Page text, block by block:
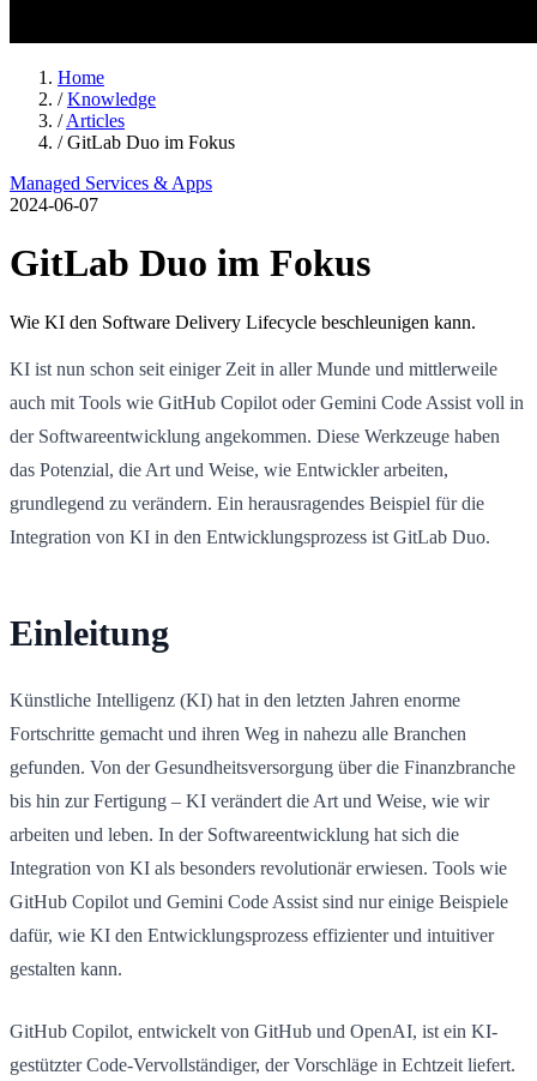
Home
/ Knowledge
/ Articles
/ GitLab Duo im Fokus
Managed Services & Apps
2024-06-07
GitLab Duo im Fokus
Wie KI den Software Delivery Lifecycle beschleunigen kann.
KI ist nun schon seit einiger Zeit in aller Munde und mittlerweile
auch mit Tools wie GitHub Copilot oder Gemini Code Assist voll in
der Softwareentwicklung angekommen. Diese Werkzeuge haben
das Potenzial, die Art und Weise, wie Entwickler arbeiten,
grundlegend zu verändern. Ein herausragendes Beispiel für die
Integration von KI in den Entwicklungsprozess ist GitLab Duo.
Einleitung
Künstliche Intelligenz (KI) hat in den letzten Jahren enorme
Fortschritte gemacht und ihren Weg in nahezu alle Branchen
gefunden. Von der Gesundheitsversorgung über die Finanzbranche
bis hin zur Fertigung – KI verändert die Art und Weise, wie wir
arbeiten und leben. In der Softwareentwicklung hat sich die
Integration von KI als besonders revolutionär erwiesen. Tools wie
GitHub Copilot und Gemini Code Assist sind nur einige Beispiele
dafür, wie KI den Entwicklungsprozess effizienter und intuitiver
gestalten kann.
GitHub Copilot, entwickelt von GitHub und OpenAI, ist ein KI-
gestützter Code-Vervollständiger, der Vorschläge in Echtzeit liefert.